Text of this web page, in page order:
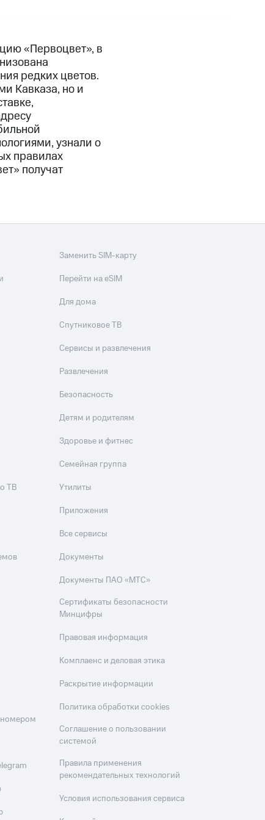
«Первоцвет», в
редких цветов.
Кавказа, но и
узнали о
правилах
получат
ТВ
Заменить SIM-карту
Перейти на eSIM
Для дома
Спутниковое ТВ
Сервисы и развлечения
Развлечения
Безопасность
Детям и родителям
Здоровье и фитнес
Семейная группа
Утилиты
Приложения
Все сервисы
Документы
Документы ПАО «МТС»
Сертификаты безопасности
Минцифры
Правовая информация
Комплаенс и деловая этика
Раскрытие информации
Политика обработки cookies
Соглашение о пользовании
системой
Правила применения
рекомендательных технологий
Условия использования сервиса